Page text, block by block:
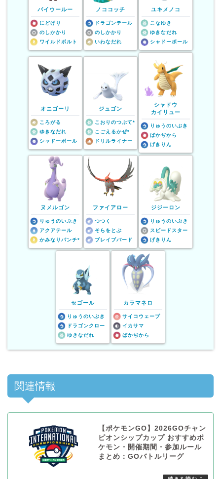
バイウールー
にどげり
のしかかり
ワイルドボルト
ノココッチ
ドラゴンテール
のしかかり
いわなだれ
ユキメノコ
こなゆき
ゆきなだれ
シャドーボール
オニゴーリ
ころがる
ゆきなだれ
シャドーボール
ジュゴン
こおりのつぶて*
こごえるかぜ*
ドリルライナー
シャドウ
カイリュー
りゅうのいぶき
ばかぢから
げきりん
ヌメルゴン
りゅうのいぶき
アクアテール
かみなりパンチ*
ファイアロー
つつく
そらをとぶ
ブレイブバード
ジジーロン
りゅうのいぶき
スピードスター
げきりん
セゴール
りゅうのいぶき
ドラゴンクロー
ゆきなだれ
カラマネロ
サイコウェーブ
イカサマ
ばかぢから
関連情報
【ポケモンGO】2026GOチャン
ピオンシップカップ おすすめポ
ケモン・開催期間・参加ルール
まとめ：GOバトルリーグ